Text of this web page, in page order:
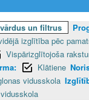
un filtrus
izglītība pēc
Vispārizglītojoša
Klātiene
vidusskola